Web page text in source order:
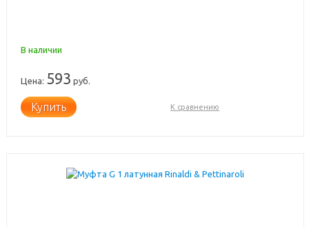
В наличии
Цена: 593 руб.
Купить К сравнению